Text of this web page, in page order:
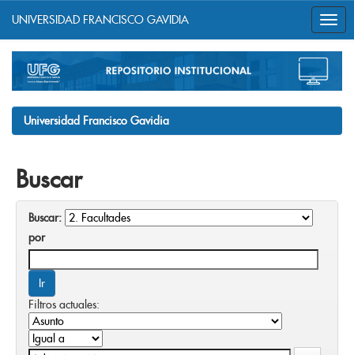
navigation
UNIVERSIDAD FRANCISCO GAVIDIA
Universidad Francisco Gavidia
Buscar
Buscar:
por
Filtros actuales: